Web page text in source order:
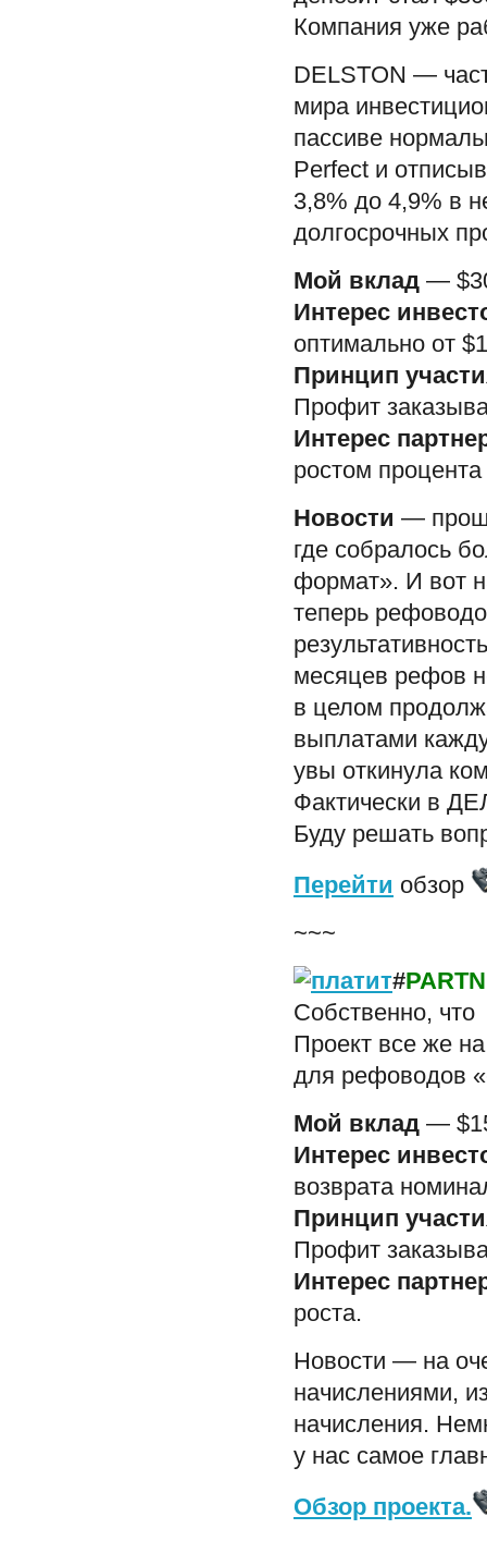
Компания уже
DELSTON —
мира
пассиве
Perfect и
3,8% до 4,9% в
долгосрочных
Мой вклад —
Интерес
оптимально от
Принцип
Профит
Интерес
ростом
Новости —
где собралось
формат». И вот
теперь
месяцев рефов
в целом
выплатами
увы откинула
Фактически в
Буду решать
Перейти обзор
~~~
#
Собственно, что
Проект все же
для рефоводов
Мой вклад —
Интерес
возврата
Принцип
Профит
Интерес
роста.
Новости — на
начислениями,
начисления.
у нас самое
Обзор проекта.